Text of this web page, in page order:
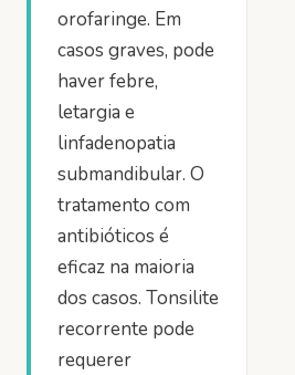
orofaringe. Em
casos graves, pode
haver febre,
letargia e
linfadenopatia
submandibular. O
tratamento com
antibióticos é
eficaz na maioria
dos casos. Tonsilite
recorrente pode
requerer